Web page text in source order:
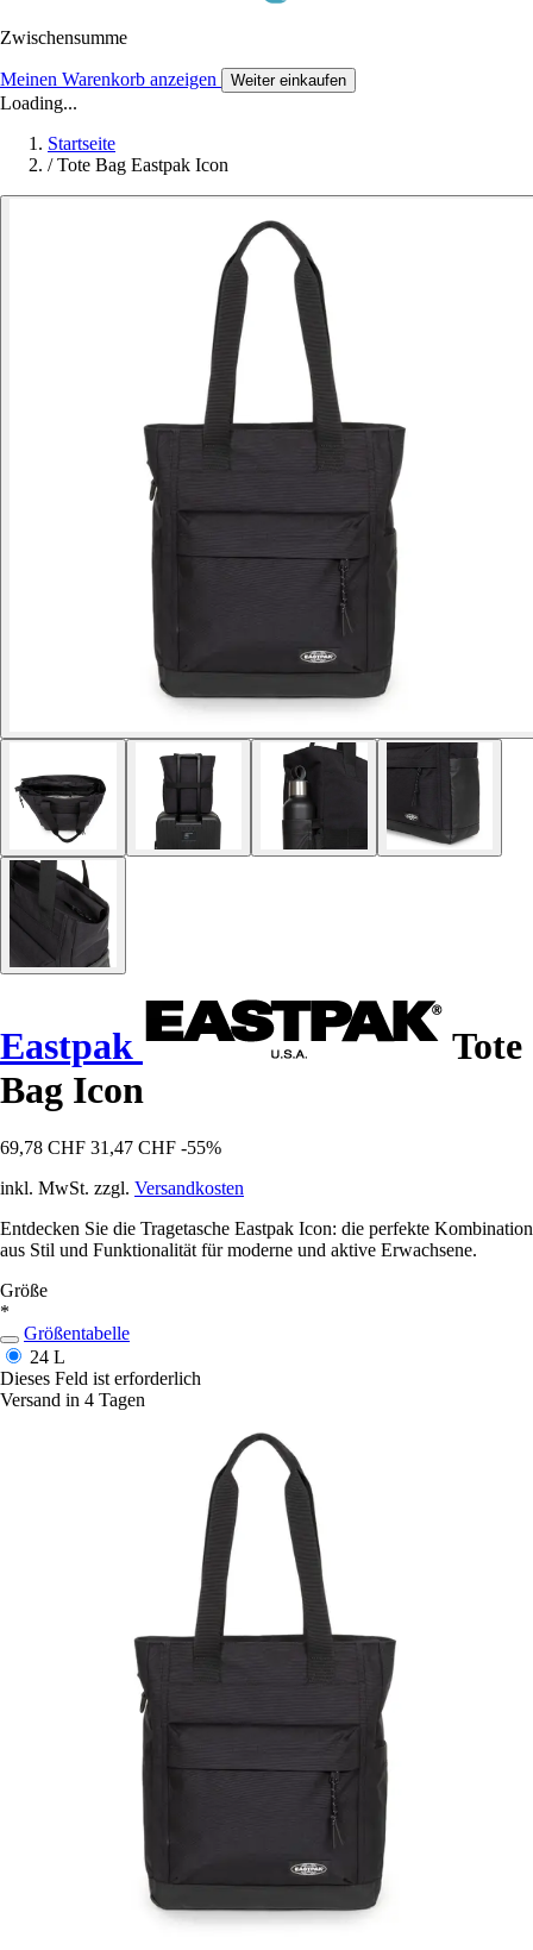
Zwischensumme
Meinen Warenkorb anzeigen Weiter einkaufen
Loading...
Startseite
/ Tote Bag Eastpak Icon
Eastpak
Tote
Bag Icon
69,78 CHF 31,47 CHF -55%
inkl. MwSt. zzgl. Versandkosten
Entdecken Sie die Tragetasche Eastpak Icon: die perfekte Kombination
aus Stil und Funktionalität für moderne und aktive Erwachsene.
Größe
*
Größentabelle
24 L
Dieses Feld ist erforderlich
Versand in 4 Tagen